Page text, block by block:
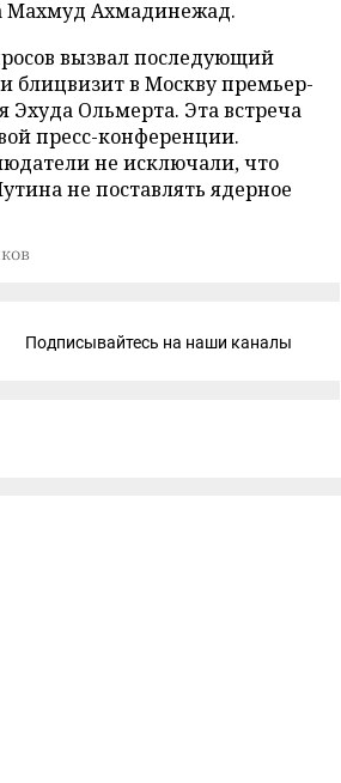
Махмуд Ахмадинежад.
вызвал последующий
блицвизит в Москву премьер-
Эхуда Ольмерта. Эта встреча
пресс-конференции.
не исключали, что
не поставлять ядерное
Подписывайтесь на наши каналы